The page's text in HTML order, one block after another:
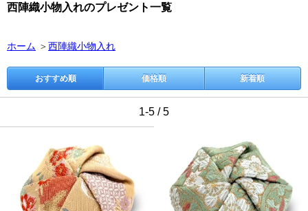
西陣織小物入れのプレゼント一覧
ホーム ＞西陣織小物入れ
おすすめ順 価格順 新着順
1-5 / 5
目的で選ぶ